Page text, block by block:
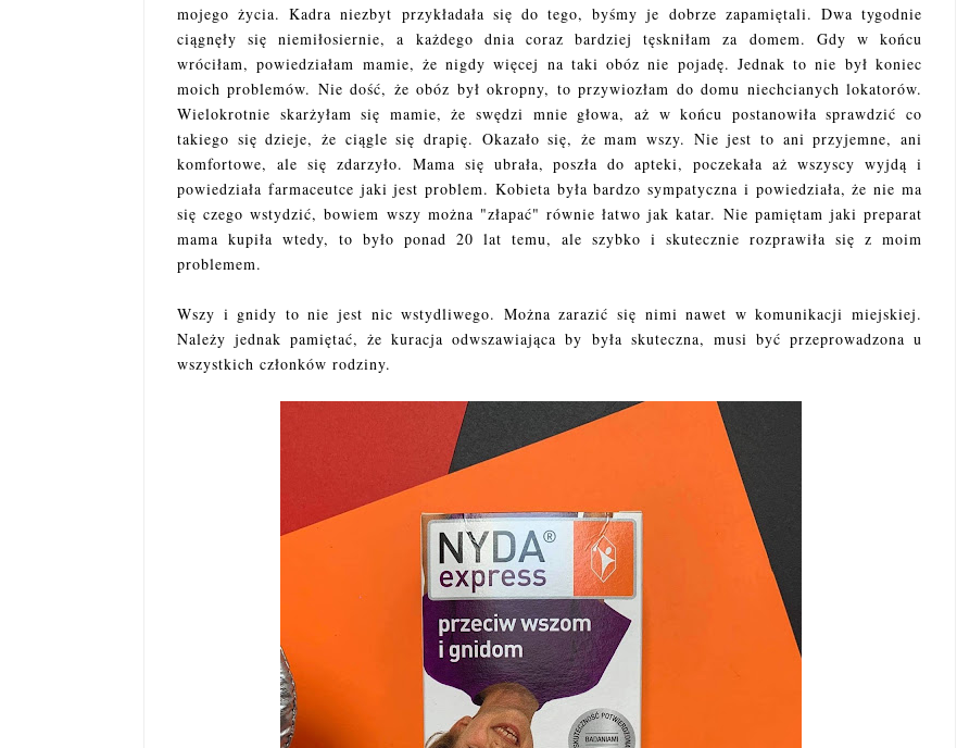
mojego życia. Kadra niezbyt przykładała się do tego, byśmy je dobrze zapamiętali. Dwa tygodnie
ciągnęły się niemiłosiernie, a każdego dnia coraz bardziej tęskniłam za domem. Gdy w końcu
wróciłam, powiedziałam mamie, że nigdy więcej na taki obóz nie pojadę. Jednak to nie był koniec
moich problemów. Nie dość, że obóz był okropny, to przywiozłam do domu niechcianych lokatorów.
Wielokrotnie skarżyłam się mamie, że swędzi mnie głowa, aż w końcu postanowiła sprawdzić co
takiego się dzieje, że ciągle się drapię. Okazało się, że mam wszy. Nie jest to ani przyjemne, ani
komfortowe, ale się zdarzyło. Mama się ubrała, poszła do apteki, poczekała aż wszyscy wyjdą i
powiedziała farmaceutce jaki jest problem. Kobieta była bardzo sympatyczna i powiedziała, że nie ma
się czego wstydzić, bowiem wszy można "złapać" równie łatwo jak katar. Nie pamiętam jaki preparat
mama kupiła wtedy, to było ponad 20 lat temu, ale szybko i skutecznie rozprawiła się z moim
problemem.
Wszy i gnidy to nie jest nic wstydliwego. Można zarazić się nimi nawet w komunikacji miejskiej.
Należy jednak pamiętać, że kuracja odwszawiająca by była skuteczna, musi być przeprowadzona u
wszystkich członków rodziny.